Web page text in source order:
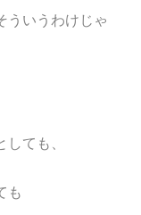
ういうわけじゃ
ても、
も